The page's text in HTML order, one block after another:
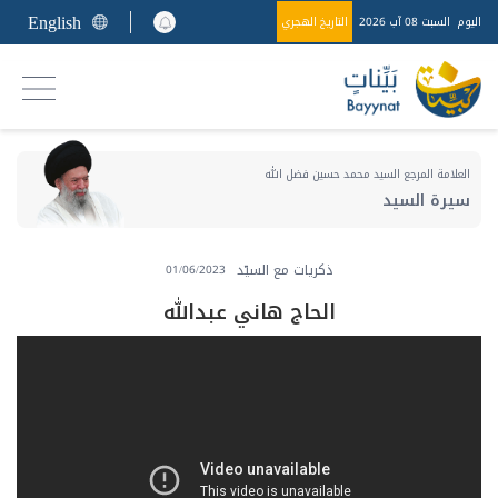
اليوم السبت 08 آب 2026 التاريخ الهجري English
العلامة المرجع السيد محمد حسين فضل الله
سيرة السيد
ذكريات مع السيّد 01/06/2023
الحاج هاني عبدالله